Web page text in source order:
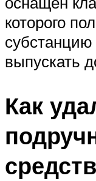
которого
выпускать
Как